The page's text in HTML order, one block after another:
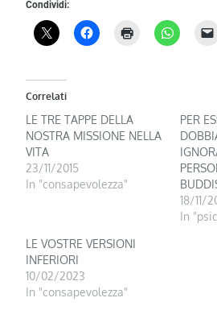
Condividi:
Correlati
LE TRE TAPPE DELLA
NOSTRA MISSIONE NELLA
VITA
23/11/2015
In "consapevolezza"
PER
18/11/
In
LE VOSTRE VERSIONI
INFERIORI
10/02/2023
In "consapevolezza"